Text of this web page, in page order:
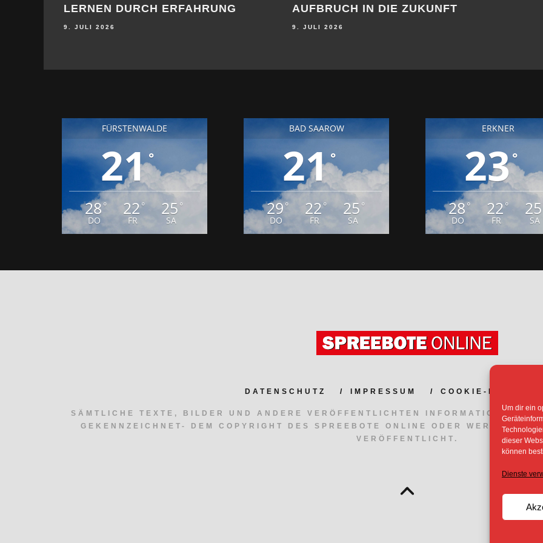
Um dir ein
dieser
können
Dienste
LERNEN DURCH ERFAHRUNG
9. JULI 2026
AUFBRUCH IN DIE ZUKUNFT
9. JULI 2026
FÜRSTENWALDE
21°
28°
DO
22 °
FR
25 °
SA
BAD SAAROW
21°
29°
DO
22 °
FR
25 °
SA
ERKNER
23°
28°
DO
22 °
FR
25
SA
DATENSCHUTZ IMPRESSUM COOKIE-
SÄMTLICHE TEXTE, BILDER UND ANDERE VERÖFFENTLICHTEN INFORMATIONEN
GEKENNZEICHNET- DEM COPYRIGHT DES SPREEBOTE ONLINE ODER WERDEN
VERÖFFENTLICHT.